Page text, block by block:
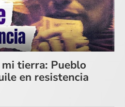
tierra: Pueblo
en resistencia